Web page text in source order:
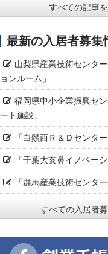
すべての記事
最新の入居者募集
山梨県産業技術センタ
ョンルーム」
福岡県中小企業振興セ
ート施設」
「白鬚西Ｒ＆Ｄセンター
「千葉大亥鼻イノベー
「群馬産業技術センタ
すべての入居者